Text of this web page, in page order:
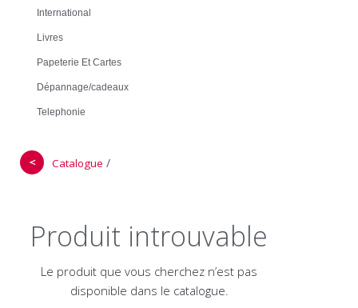
International
Livres
Papeterie Et Cartes
Dépannage/cadeaux
Telephonie
＜ Catalogue /
Produit introuvable
Le produit que vous cherchez n’est pas
disponible dans le catalogue.